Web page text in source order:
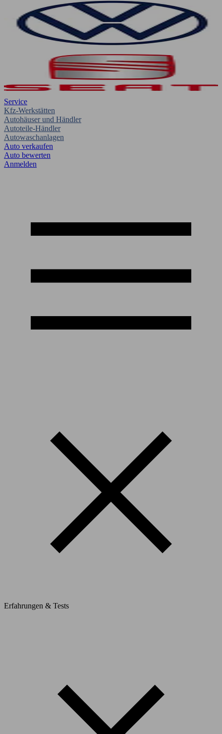
Service
Kfz-Werkstätten
Autohäuser und Händler
Autoteile-Händler
Autowaschanlagen
Auto verkaufen
Auto bewerten
Anmelden
Erfahrungen & Tests